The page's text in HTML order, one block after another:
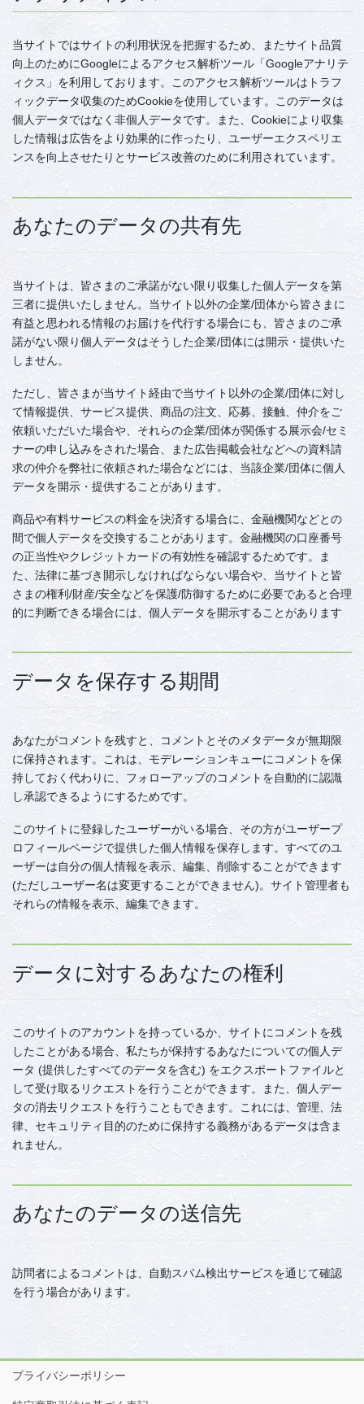
当サイトではサイトの利用状況を把握するため、またサイト品質
向上のためにGoogleによるアクセス解析ツール「Googleアナリテ
ィクス」を利用しております。このアクセス解析ツールはトラフ
ィックデータ収集のためCookieを使用しています。このデータは
個人データではなく非個人データです。また、Cookieにより収集
した情報は広告をより効果的に作ったり、ユーザーエクスペリエ
ンスを向上させたりとサービス改善のために利用されています。
あなたのデータの共有先
当サイトは、皆さまのご承諾がない限り収集した個人データを第
三者に提供いたしません。当サイト以外の企業/団体から皆さまに
有益と思われる情報のお届けを代行する場合にも、皆さまのご承
諾がない限り個人データはそうした企業/団体には開示・提供いた
しません。
ただし、皆さまが当サイト経由で当サイト以外の企業/団体に対し
て情報提供、サービス提供、商品の注文、応募、接触、仲介をご
依頼いただいた場合や、それらの企業/団体が関係する展示会/セミ
ナーの申し込みをされた場合、また広告掲載会社などへの資料請
求の仲介を弊社に依頼された場合などには、当該企業/団体に個人
データを開示・提供することがあります。
商品や有料サービスの料金を決済する場合に、金融機関などとの
間で個人データを交換することがあります。金融機関の口座番号
の正当性やクレジットカードの有効性を確認するためです。ま
た、法律に基づき開示しなければならない場合や、当サイトと皆
さまの権利/財産/安全などを保護/防御するために必要であると合理
的に判断できる場合には、個人データを開示することがあります
データを保存する期間
あなたがコメントを残すと、コメントとそのメタデータが無期限
に保持されます。これは、モデレーションキューにコメントを保
持しておく代わりに、フォローアップのコメントを自動的に認識
し承認できるようにするためです。
このサイトに登録したユーザーがいる場合、その方がユーザープ
ロフィールページで提供した個人情報を保存します。すべてのユ
ーザーは自分の個人情報を表示、編集、削除することができます
(ただしユーザー名は変更することができません)。サイト管理者も
それらの情報を表示、編集できます。
データに対するあなたの権利
このサイトのアカウントを持っているか、サイトにコメントを残
したことがある場合、私たちが保持するあなたについての個人デ
ータ (提供したすべてのデータを含む) をエクスポートファイルと
して受け取るリクエストを行うことができます。また、個人デー
タの消去リクエストを行うこともできます。これには、管理、法
律、セキュリティ目的のために保持する義務があるデータは含ま
れません。
あなたのデータの送信先
訪問者によるコメントは、自動スパム検出サービスを通じて確認
を行う場合があります。
プライバシーポリシー